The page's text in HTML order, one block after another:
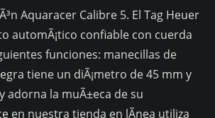
Aquaracer Calibre 5. El Tag Heuer
automÃ¡tico confiable con cuerda
funciones: manecillas de
tiene un diÃ¡metro de 45 mm y
la muÃ±eca de su
en nuestra tienda en lÃ­nea utiliza